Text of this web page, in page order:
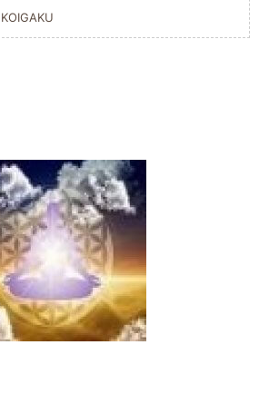
KOIGAKU